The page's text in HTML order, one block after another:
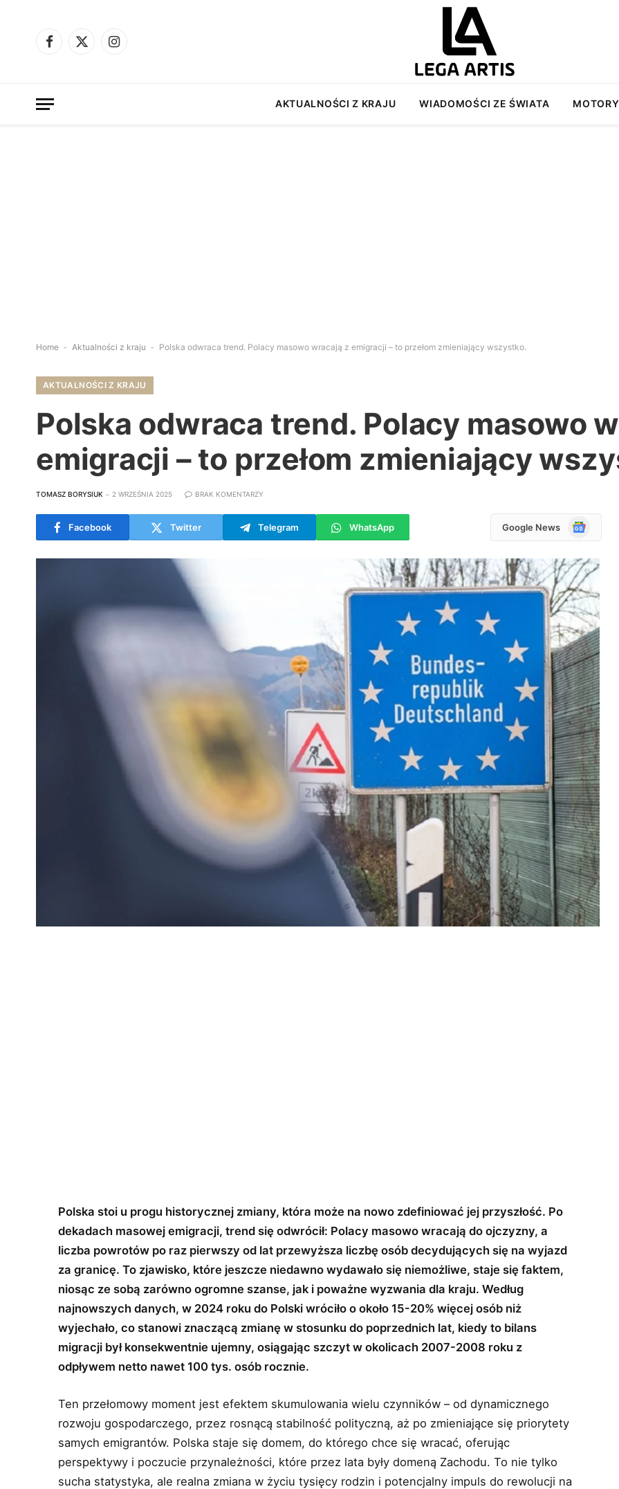
Facebook
X
Instagram
AKTUALNOŚCI Z KRAJU WIADOMOŚCI ZE ŚWIATA
Home - Aktualności z kraju - Polska odwraca trend. Polacy masowo wracają z emigracji – to przełom zmieniający wszystko.
AKTUALNOŚCI Z KRAJU
Polska odwraca trend. Polacy masowo
emigracji – to przełom zmieniający
TOMASZ BORYSIUK 2 WRZEŚNIA 2025 BRAK KOMENTARZY
Facebook Twitter Telegram WhatsApp Google News
Google
Polska stoi u progu historycznej zmiany, która może na nowo zdefiniować jej przyszłość. Po
dekadach masowej emigracji, trend się odwrócił: Polacy masowo wracają do ojczyzny, a
liczba powrotów po raz pierwszy od lat przewyższa liczbę osób decydujących się na wyjazd
za granicę. To zjawisko, które jeszcze niedawno wydawało się niemożliwe, staje się faktem,
niosąc ze sobą zarówno ogromne szanse, jak i poważne wyzwania dla kraju. Według
najnowszych danych, w 2024 roku do Polski wróciło o około 15-20% więcej osób niż
wyjechało, co stanowi znaczącą zmianę w stosunku do poprzednich lat, kiedy to bilans
migracji był konsekwentnie ujemny, osiągając szczyt w okolicach 2007-2008 roku z
odpływem netto nawet 100 tys. osób rocznie.
Ten przełomowy moment jest efektem skumulowania wielu czynników – od dynamicznego
rozwoju gospodarczego, przez rosnącą stabilność polityczną, aż po zmieniające się priorytety
samych emigrantów. Polska staje się domem, do którego chce się wracać, oferując
perspektywy i poczucie przynależności, które przez lata były domeną Zachodu. To nie tylko
sucha statystyka, ale realna zmiana w życiu tysięcy rodzin i potencjalny impuls do rewolucji na